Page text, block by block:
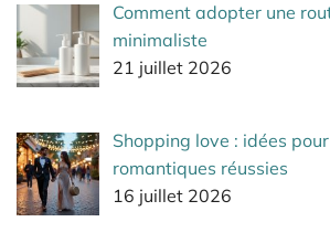
Comment adopter une
minimaliste
21 juillet 2026
Shopping love : idées
romantiques réussies
16 juillet 2026